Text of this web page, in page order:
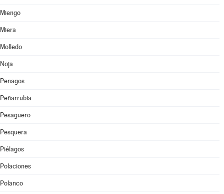
Miengo
Miera
Molledo
Noja
Penagos
Peñarrubia
Pesaguero
Pesquera
Piélagos
Polaciones
Polanco